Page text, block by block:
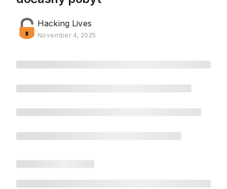
Hacking Lives
November 4, 2025